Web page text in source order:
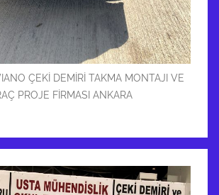
ÇEKİ DEMİRİ TAKMA MONTAJI VE
PROJE FİRMASI ANKARA